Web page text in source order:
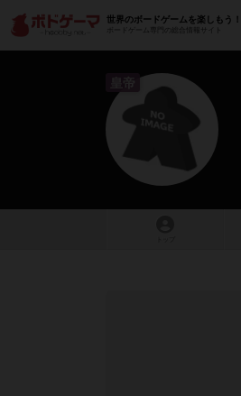
世界のボードゲームを楽しもう！
ボードゲーム専門の総合情報サイト
皇帝